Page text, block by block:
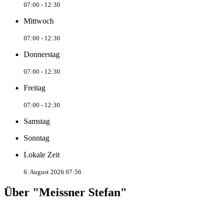
07:00 - 12:30
Mittwoch
07:00 - 12:30
Donnerstag
07:00 - 12:30
Freitag
07:00 - 12:30
Samstag
Sonntag
Lokale Zeit
6. August 2026 07:56
Über "Meissner Stefan"